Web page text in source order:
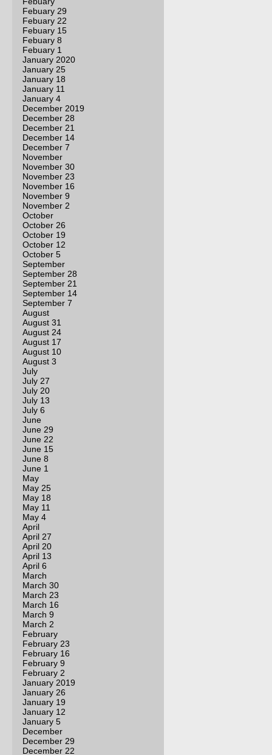
Febuary 29
Febuary 22
Febuary 15
Febuary 8
Febuary 1
January 2020
January 25
January 18
January 11
January 4
December 2019
December 28
December 21
December 14
December 7
November
November 30
November 23
November 16
November 9
November 2
October
October 26
October 19
October 12
October 5
September
September 28
September 21
September 14
September 7
August
August 31
August 24
August 17
August 10
August 3
July
July 27
July 20
July 13
July 6
June
June 29
June 22
June 15
June 8
June 1
May
May 25
May 18
May 11
May 4
April
April 27
April 20
April 13
April 6
March
March 30
March 23
March 16
March 9
March 2
February
February 23
February 16
February 9
February 2
January 2019
January 26
January 19
January 12
January 5
December
December 29
December 22